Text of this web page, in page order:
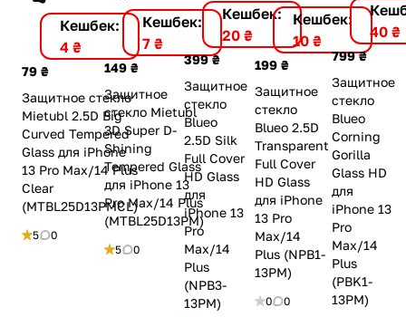
Кешбек:
4 ₴
79 ₴
Защитное стекло
Mietubl 2.5D Big
Curved Tempered
Glass для iPhone
13 Pro Max/14 Plus
Clear
(MTBL25D13PMCL)
5 0
Кешбек:
7 ₴
149 ₴
Защитное
стекло Mietubl
3D Super D-
Shining
Tempered Glass
для iPhone 13
Pro Max/14 Plus
(MTBL25D13PM)
5 0
Кешбек:
20 ₴
399 ₴
Защитное
стекло
Blueo
2.5D Silk
Full Cover
HD Glass
для
iPhone 13
Pro
Max/14
Plus
(NPB3-
13PM)
Кешбек:
10 ₴
199 ₴
Защитное
стекло
Blueo 2.5D
Transparent
Full Cover
HD Glass
для iPhone
13 Pro
Max/14
Plus (NPB1-
13PM)
0 0
40 ₴
799 ₴
Защитное
стекло
Blueo
Corning
Gorilla
Glass HD
для
iPhone 13
Pro
Max/14
Plus
(PBK1-
13PM)